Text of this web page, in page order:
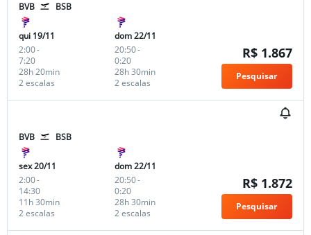
BVB BSB
qui 19/11
2:00-
7:20
2 escalas
28h 20min
dom 22/11
20:50-
0:20
2 escalas
28h 30min
R$ 1.867
Pesquisar
BVB BSB
sex 20/11
2:00-
14:30
2 escalas
11h 30min
dom 22/11
20:50-
0:20
2 escalas
28h 30min
R$ 1.872
Pesquisar